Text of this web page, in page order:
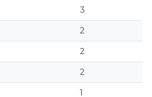
3
2
2
2
1